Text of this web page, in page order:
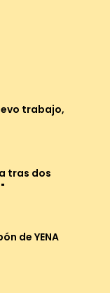
trabajo,
tras dos
de YENA